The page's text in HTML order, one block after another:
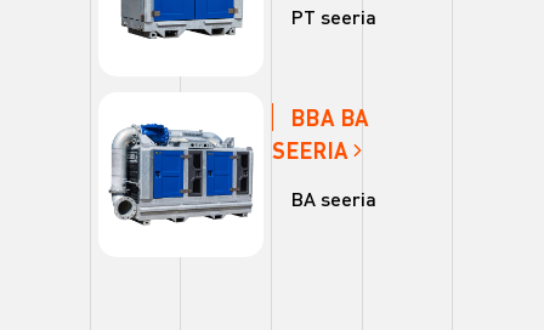
PT seeria
BBA BA
SEERIA
BA seeria